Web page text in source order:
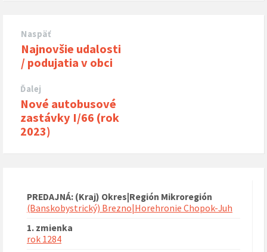
Naspäť
Najnovšie udalosti
/ podujatia v obci
Ďalej
Nové autobusové
zastávky I/66 (rok
2023)
PREDAJNÁ: (Kraj) Okres|Región Mikroregión
(Banskobystrický) Brezno|Horehronie Chopok-Juh
1. zmienka
rok 1284